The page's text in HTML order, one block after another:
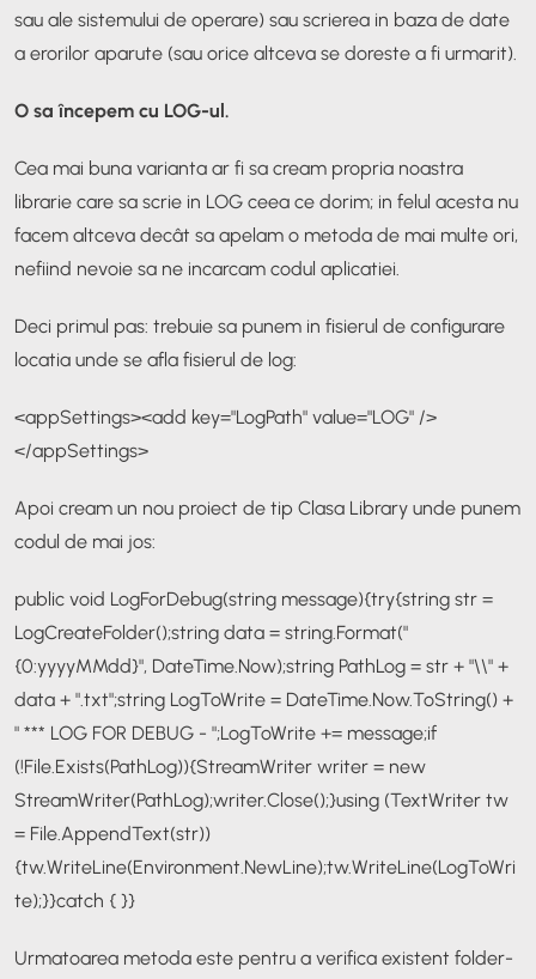
sau ale sistemului de operare) sau scrierea in baza de date
a erorilor aparute (sau orice altceva se doreste a fi urmarit).
O sa începem cu LOG-ul.
Cea mai buna varianta ar fi sa cream propria noastra
librarie care sa scrie in LOG ceea ce dorim; in felul acesta nu
facem altceva decât sa apelam o metoda de mai multe ori,
nefiind nevoie sa ne incarcam codul aplicatiei.
Deci primul pas: trebuie sa punem in fisierul de configurare
locatia unde se afla fisierul de log:
<appSettings><add key="LogPath" value="LOG" />
</appSettings>
Apoi cream un nou proiect de tip Clasa Library unde punem
codul de mai jos:
public void LogForDebug(string message){try{string str =
LogCreateFolder();string data = string.Format("
{0:yyyyMMdd}", DateTime.Now);string PathLog = str + "\\" +
data + ".txt";string LogToWrite = DateTime.Now.ToString() +
" *** LOG FOR DEBUG - ";LogToWrite += message;if
(!File.Exists(PathLog)){StreamWriter writer = new
StreamWriter(PathLog);writer.Close();}using (TextWriter tw
= File.AppendText(str))
{tw.WriteLine(Environment.NewLine);tw.WriteLine(LogToWri
te);}}catch { }}
Urmatoarea metoda este pentru a verifica existent folder-